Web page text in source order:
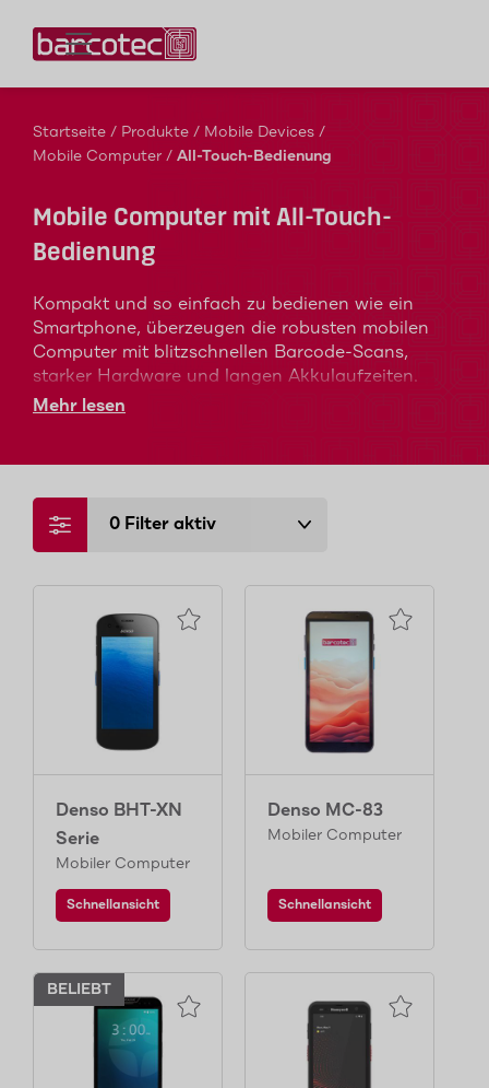
Startseite / Produkte / Mobile Devices /
Mobile Computer / All-Touch-Bedienung
Mobile Computer mit All-Touch-
Bedienung
Kompakt und so einfach zu bedienen wie ein
Smartphone, überzeugen die robusten mobilen
Computer mit blitzschnellen Barcode-Scans,
starker Hardware und langen Akkulaufzeiten.
Diese mobilen Computer sind sowohl für den
Mehr lesen
0 Filter aktiv
Denso BHT-XN
Serie
Mobiler Computer
Schnellansicht
Denso MC-83
Mobiler Computer
Schnellansicht
BELIEBT
Kontaktieren Sie uns!